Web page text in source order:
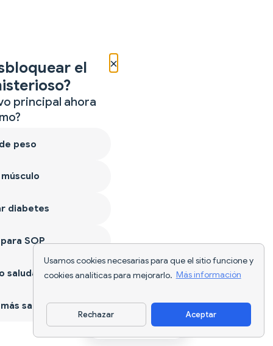
Usamos cookies necesarias para que el sitio funcione y
cookies analíticas para mejorarlo. Más información
Rechazar Aceptar
Descargar app
×
el
principal ahora
peso
diabetes
SOP
saludable
sano